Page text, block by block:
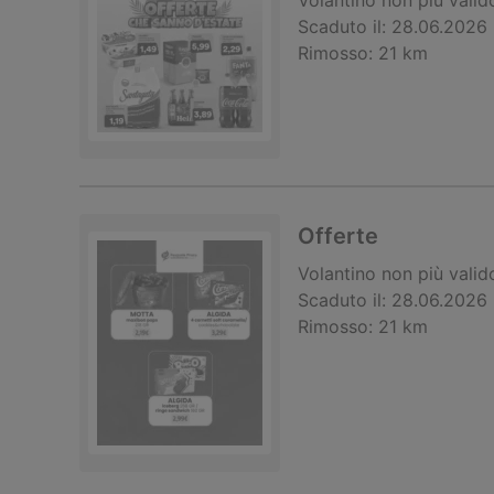
Scaduto il: 28.06.2026
Rimosso: 21 km
Offerte
Volantino non più
Scaduto il: 28.06.2026
Rimosso: 21 km